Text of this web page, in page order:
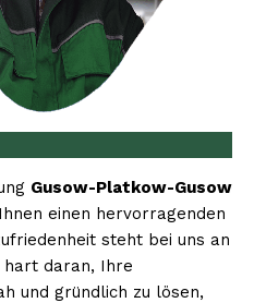
Gusow-Platkow-Gusow
einen hervorragenden
steht bei uns an
daran, Ihre
und gründlich zu lösen,